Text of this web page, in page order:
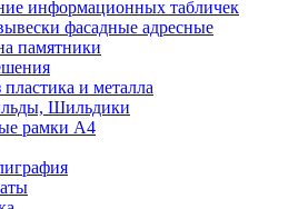
информационных табличек
фасадные адресные
памятники
и металла
Шильдики
рамки А4